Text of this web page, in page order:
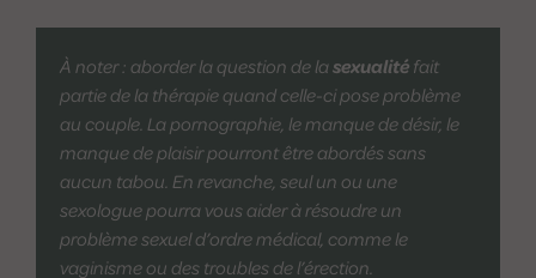
À noter : aborder la question de lasexualité fait
partie de la thérapie quand celle-ci pose problème
au couple. La pornographie, le manque de désir, le
manque de plaisir pourront être abordés sans
aucun tabou. En revanche, seul un ou une
sexologue pourra vous aider à résoudre un
problème sexuel d’ordre médical, comme le
vaginisme ou des troubles de l’érection.